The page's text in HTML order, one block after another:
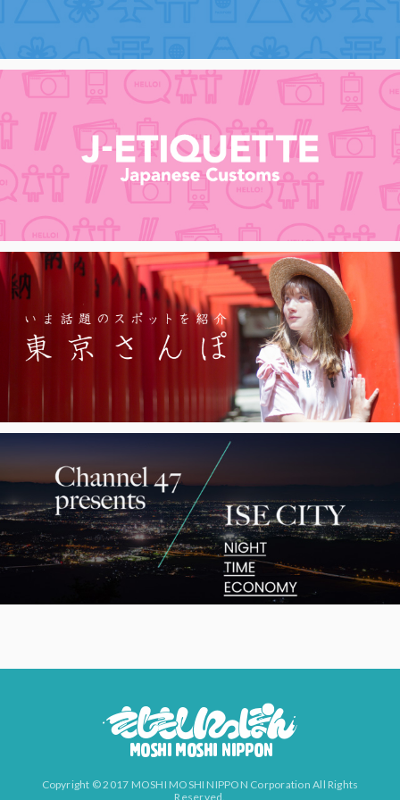
Copyright © 2017 MOSHI MOSHI NIPPON Corporation All Rights
Reserved.